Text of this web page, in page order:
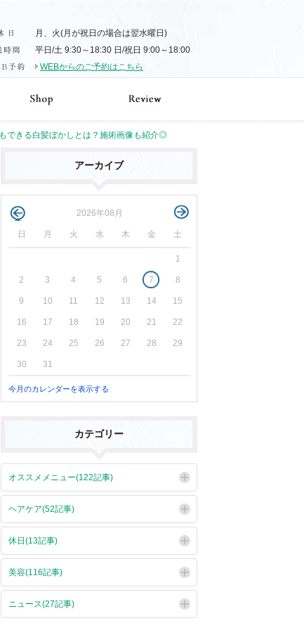
月、火(月が祝日の場合は翌水曜日)
平日/土 9:30～18:30 日/祝日 9:00～18:00
WEBからのご予約はこちら
できる白髪ぼかしとは？施術画像も紹介◎
アーカイブ
2026年08月
日 月 火 水 木 金 土
1
2 3 4 5 6 7 8
9 10 11 12 13 14 15
16 17 18 19 20 21 22
23 24 25 26 27 28 29
30 31
今月のカレンダーを表示する
カテゴリー
オススメメニュー(122記事)
ヘアケア(52記事)
休日(13記事)
美容(116記事)
ニュース(27記事)